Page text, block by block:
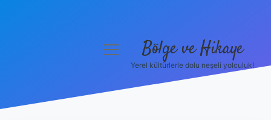
menüyü
Bölge ve Hikaye
Yerel kültürlerle dolu neşeli yolculuk!